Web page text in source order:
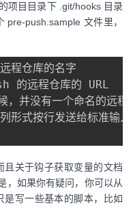
项目目录下 .git/hooks 目录
pre-push.sample 文件里，
仓库的名字
的远程仓库的 URL
没有一个命名的远程
式按行发送给标准输入
关于钩子获取变量的文档
，如果你有疑问，你可以从
写一些基本的脚本，比如